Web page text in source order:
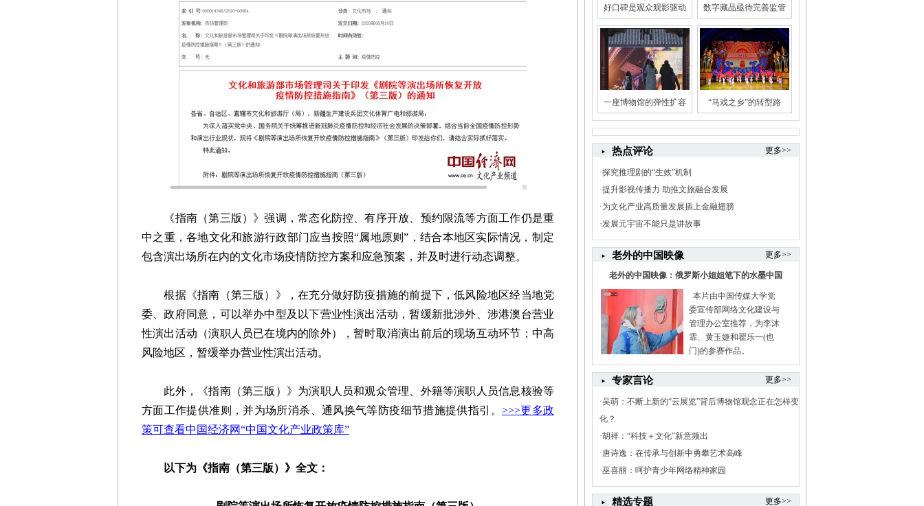
《指南（第三版）》强调，常态化防控、有序开放、预约限流等方面工作仍是重
中之重，各地文化和旅游行政部门应当按照“属地原则”，结合本地区实际情况，制定
包含演出场所在内的文化市场疫情防控方案和应急预案，并及时进行动态调整。
根据《指南（第三版）》，在充分做好防疫措施的前提下，低风险地区经当地党
委、政府同意，可以举办中型及以下营业性演出活动，暂缓新批涉外、涉港澳台营业
性演出活动（演职人员已在境内的除外），暂时取消演出前后的现场互动环节；中高
风险地区，暂缓举办营业性演出活动。
此外，《指南（第三版）》为演职人员和观众管理、外籍等演职人员信息核验等
方面工作提供准则，并为场所消杀、通风换气等防疫细节措施提供指引。 >>>更多政
策可查看中国经济网“中国文化产业政策库”
以下为《指南（第三版）》全文：
好口碑是观众观影驱动 数字藏品亟待完善监管
一座博物馆的弹性扩容 “马戏之乡”的转型路
热点评论 更多>>
·探究推理剧的“生效”机制
·提升影视传播力 助推文旅融合发展
·为文化产业高质量发展插上金融翅膀
·发展元宇宙不能只是讲故事
老外的中国映像 更多>>
老外的中国映像：俄罗斯小姐姐笔下的水墨中国
本片由中国传媒大学党
委宣传部网络文化建设与
管理办公室推荐，为李沐
霏、黄玉婕和翟乐一(也
门)的参赛作品。
专家言论 更多>>
·吴萌：不断上新的“云展览”背后博物馆观念正在怎样变
化？
·胡祥：“科技＋文化”新意频出
·唐诗逸：在传承与创新中勇攀艺术高峰
·巫喜丽：呵护青少年网络精神家园
精选专题 更多>>